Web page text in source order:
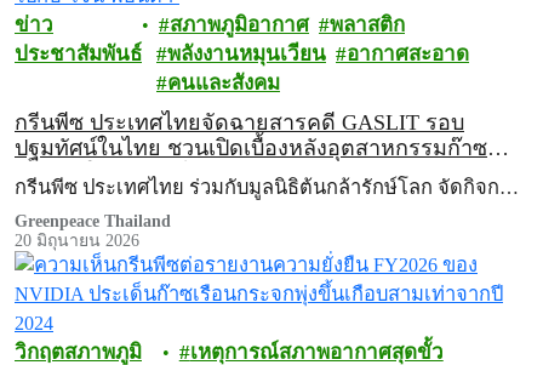
ข่าว
ประชาสัมพันธ์
สภาพภูมิอากาศ
พลาสติก
พลังงานหมุนเวียน
อากาศสะอาด
คนและสังคม
กรีนพีซ ประเทศไทยจัดฉายสารคดี GASLIT รอบ
ปฐมทัศน์ในไทย ชวนเปิดเบื้องหลังอุตสาหกรรมก๊าซ
ฟอสซิลในสหัรฐฯ ไปกับ ‘เจน ฟอนดา’
กรีนพีซ ประเทศไทย ร่วมกับมูลนิธิต้นกล้ารักษ์โลก จัดกิจก…
Greenpeace Thailand
20 มิถุนายน 2026
วิกฤตสภาพภูมิ
เหตุการณ์สภาพอากาศสุดขั้ว